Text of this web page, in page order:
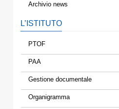
Archivio news
L’ISTITUTO
PTOF
PAA
Gestione documentale
Organigramma